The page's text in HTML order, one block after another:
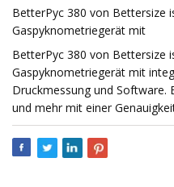
BetterPyc 380 von Bettersize
Gaspyknometriegerät mit
BetterPyc 380 von Bettersize
Gaspyknometriegerät mit
Druckmessung und Software.
und mehr mit einer